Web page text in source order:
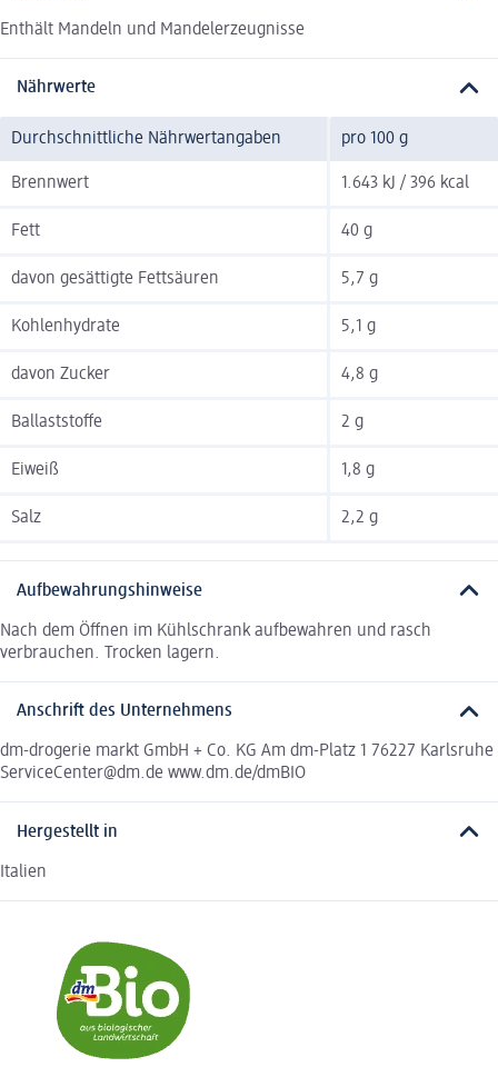
Enthält Mandeln und Mandelerzeugnisse
Nährwerte
Durchschnittliche Nährwertangaben pro 100 g
Brennwert 1.643 kJ / 396 kcal
Fett 40 g
davon gesättigte Fettsäuren 5,7 g
Kohlenhydrate 5,1 g
davon Zucker 4,8 g
Ballaststoffe 2 g
Eiweiß 1,8 g
Salz 2,2 g
Aufbewahrungshinweise
Nach dem Öffnen im Kühlschrank aufbewahren und rasch
verbrauchen. Trocken lagern.
Anschrift des Unternehmens
dm-drogerie markt GmbH + Co. KG Am dm-Platz 1 76227 Karlsruhe
ServiceCenter@dm.de www.dm.de/dmBIO
Hergestellt in
Italien